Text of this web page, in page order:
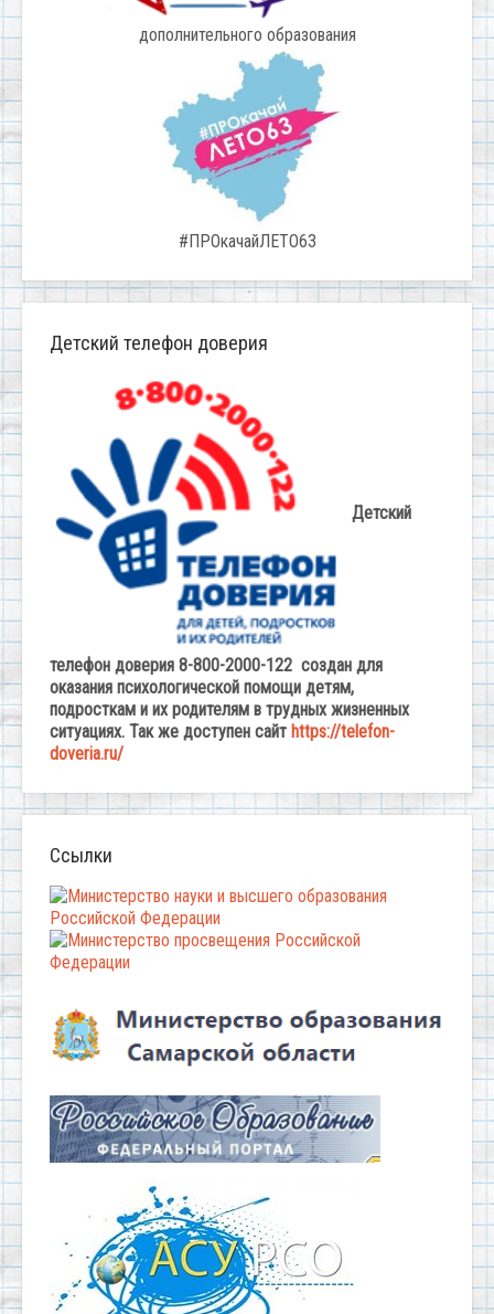
дополнительного образования
#ПРОкачайЛЕТО63
Детский телефон доверия
Детский
телефон доверия 8-800-2000-122 создан для
оказания психологической помощи детям,
подросткам и их родителям в трудных жизненных
ситуациях. Так же доступен сайт https://telefon-
doveria.ru/
Ссылки